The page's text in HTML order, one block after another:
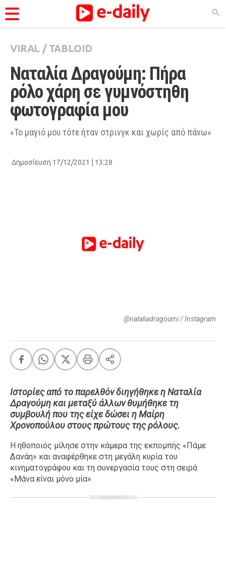
ΚΑΤΗΓΟΡΊΕΣ
Ειδήσεις
Θέματα
Videos
Podcasts
Life
A-List LGBTQI+
LIFE
Food
Body+Mind
Ταξίδια
Style
Σπίτι
Family
Σχέσεις
VIRAL / TABLOID
Ναταλία Δραγούμη: Πήρα
ρόλο χάρη σε γυμνόστηθη
φωτογραφία μου
«Το μαγιό μου τότε ήταν στρινγκ και χωρίς από πάνω»
Δημοσίευση 17/12/2021 | 13:28
@nataliadragoumi / Instagram
Ιστορίες από το παρελθόν διηγήθηκε η Ναταλία
Δραγούμη και μεταξύ άλλων θυμήθηκε τη
συμβουλή που της είχε δώσει η Μαίρη
Χρονοπούλου στους πρώτους της ρόλους.
Η ηθοποιός μίλησε στην κάμερα της εκπομπής «Πάμε
Δανάη» και αναφέρθηκε στη μεγάλη κυρία του
κινηματογράφου και τη συνεργασία τους στη σειρά
«Μάνα είναι μόνο μία».
ΔΙΑΦΗΜΙΣΗ